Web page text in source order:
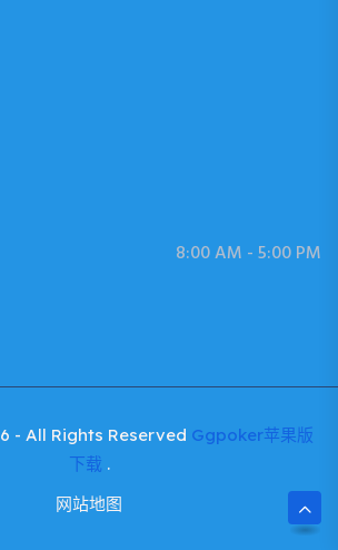
8:00 AM - 5:00 PM
- All Rights Reserved Ggpoker苹果版
下载 .
网站地图